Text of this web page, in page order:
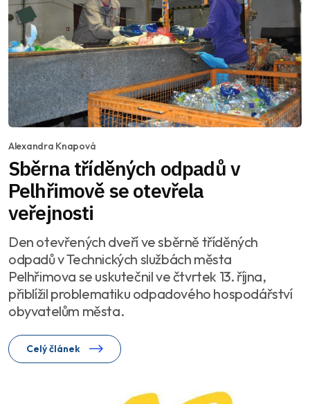
Alexandra Knapová
Sběrna tříděných odpadů v
Pelhřimově se otevřela
veřejnosti
Den otevřených dveří ve sběrně tříděných
odpadů v Technických službách města
Pelhřimova se uskutečnil ve čtvrtek 13. října,
přiblížil problematiku odpadového hospodářství
obyvatelům města.
Celý článek